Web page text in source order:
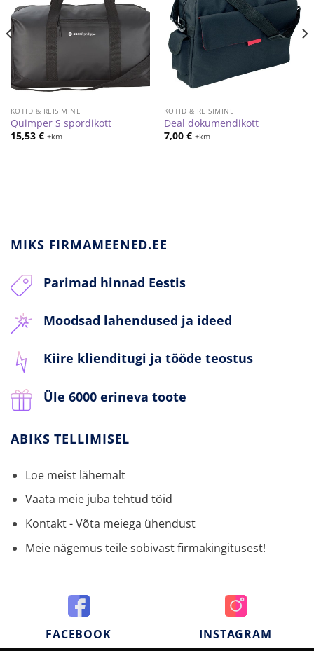
KOTID & REISIMINE
Quimper S spordikott
15,53 € +km
KOTID & REISIMINE
Deal dokumendikott
7,00 € +km
MIKS FIRMAMEENED.EE
Parimad hinnad Eestis
Moodsad lahendused ja ideed
Kiire klienditugi ja tööde teostus
Üle 6000 erineva toote
ABIKS TELLIMISEL
Loe meist lähemalt
Vaata meie juba tehtud töid
Kontakt - Võta meiega ühendust
Meie nägemus teile sobivast firmakingitusest!
FACEBOOK INSTAGRAM